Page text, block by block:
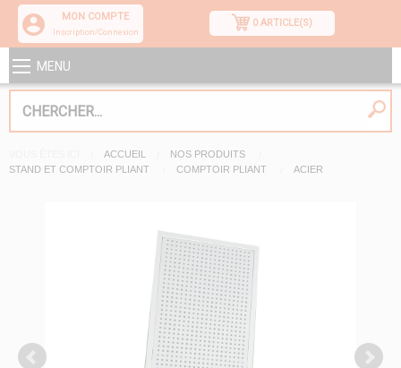
MON COMPTE
Inscription/Connexion
0 ARTICLE(S)
MENU
ACCUEIL
NOS PRODUITS
STAND ET COMPTOIR PLIANT
COMPTOIR PLIANT ACIER